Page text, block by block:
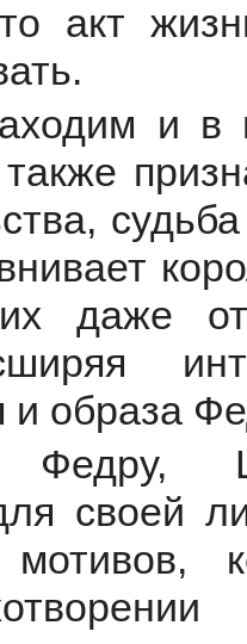
акт
и в
даже
и образа
Федру,
своей